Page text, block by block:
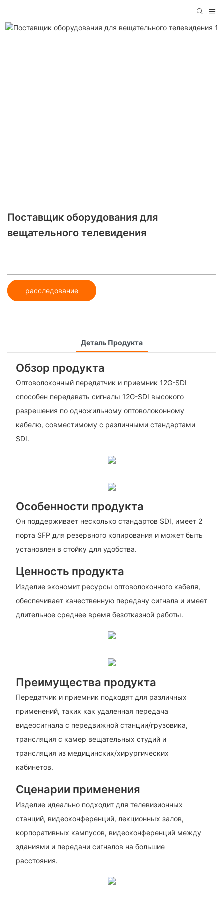
Поставщик оборудования для
вещательного телевидения
расследование
Деталь Продукта
Обзор продукта
Оптоволоконный передатчик и приемник 12G-SDI
способен передавать сигналы 12G-SDI высокого
разрешения по одножильному оптоволоконному
кабелю, совместимому с различными стандартами
SDI.
Особенности продукта
Он поддерживает несколько стандартов SDI, имеет 2
порта SFP для резервного копирования и может быть
установлен в стойку для удобства.
Ценность продукта
Изделие экономит ресурсы оптоволоконного кабеля,
обеспечивает качественную передачу сигнала и имеет
длительное среднее время безотказной работы.
Преимущества продукта
Передатчик и приемник подходят для различных
применений, таких как удаленная передача
видеосигнала с передвижной станции/грузовика,
трансляция с камер вещательных студий и
трансляция из медицинских/хирургических
кабинетов.
Сценарии применения
Изделие идеально подходит для телевизионных
станций, видеоконференций, лекционных залов,
корпоративных кампусов, видеоконференций между
зданиями и передачи сигналов на большие
расстояния.